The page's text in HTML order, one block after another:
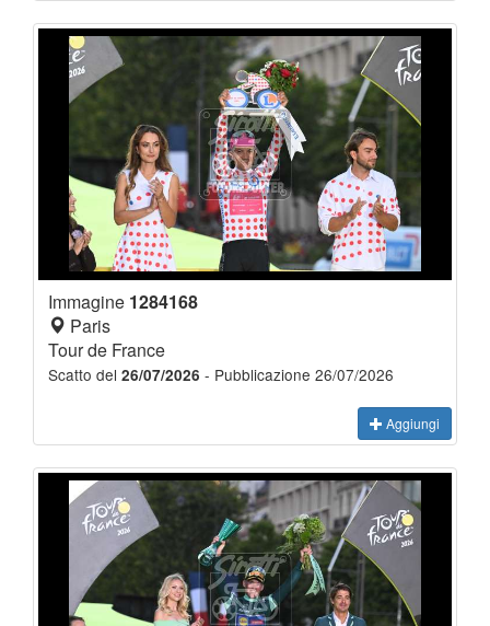
Immagine 1284168
Paris
Tour de France
Scatto del 26/07/2026 - Pubblicazione 26/07/2026
Aggiungi